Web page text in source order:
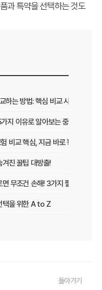
과 특약을 선택하는 것도
하는 방법: 핵심 비교 사이트 활용
지 이유로 알아보는 중요성
비교 핵심, 지금 바로 확인하세요!
진 꿀팁 대방출!
무조건 손해! 3가지 필수 확인 사
택을 위한 A to Z
진 혜택과 주의사항 완벽 분석
돌아가기